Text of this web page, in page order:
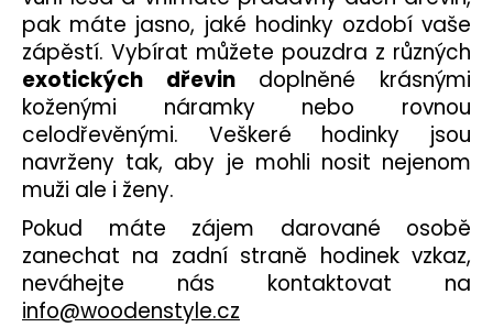
pak máte jasno, jaké hodinky ozdobí vaše
zápěstí. Vybírat můžete pouzdra z různých
exotických dřevindoplněné krásnými
koženými náramky nebo rovnou
celodřevěnými. Veškeré hodinky jsou
navrženy tak, aby je mohli nosit nejenom
muži ale i ženy.
Pokud máte zájem darované osobě
zanechat na zadní straně hodinek vzkaz,
neváhejte nás kontaktovat na
info@woodenstyle.cz
u
j
e
t
e
n
a
j
í
t
?